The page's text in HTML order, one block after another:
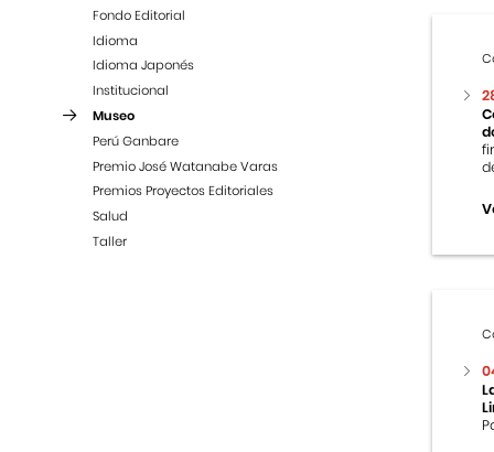
Fondo Editorial
Idioma
Idioma Japonés
Institucional
Museo
Perú Ganbare
Premio José Watanabe Varas
Premios Proyectos Editoriales
Salud
Taller